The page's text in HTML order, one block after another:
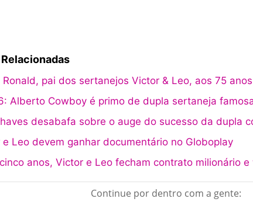
Ronald, pai dos sertanejos Victor & Leo, aos 75 anos
Alberto Cowboy é primo de dupla sertaneja
desabafa sobre o auge do sucesso da dupla
e Leo devem ganhar documentário no Globoplay
anos, Victor e Leo fecham contrato milionário
Continue por dentro com a gente: